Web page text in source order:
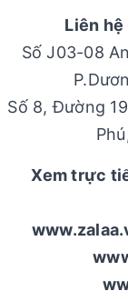
Liên hệ
Số J03-08
Số 8, Đường
Xem trực